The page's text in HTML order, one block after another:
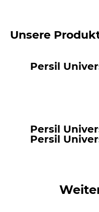
Unsere
Persil
Persil
Persil